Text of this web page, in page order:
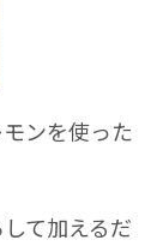
ンを使った
て加えるだ